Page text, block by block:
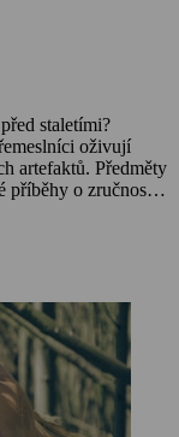
staletími?
oživují
artefaktů. Předměty
příběhy o zručnosti,